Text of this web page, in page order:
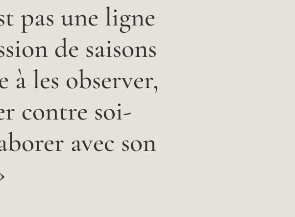
pas une ligne
de saisons
les observer,
contre soi-
avec son